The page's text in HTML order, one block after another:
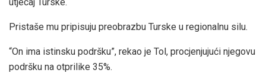
Pristaše mu pripisuju preobrazbu Turske u regionalnu silu.
“On ima istinsku podršku”, rekao je Tol, procjenjujući njegovu
podršku na otprilike 35%.